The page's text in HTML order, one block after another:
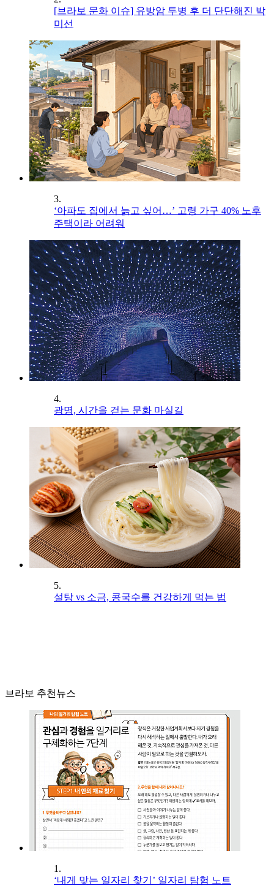
[브라보 문화 이슈] 유방암 투병 후 더 단단해진 박
미선
3.
‘아파도 집에서 늙고 싶어…’ 고령 가구 40% 노후
주택이라 어려워
4.
광명, 시간을 걷는 문화 마실길
5.
설탕 vs 소금, 콩국수를 건강하게 먹는 법
브라보 추천뉴스
1.
‘내게 맞는 일자리 찾기’ 일자리 탐험 노트